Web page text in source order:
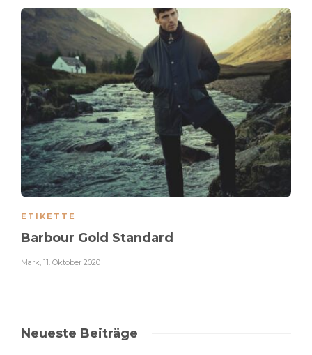
ETIKETTE
Barbour Gold Standard
Mark, 11. Oktober 2020
Neueste Beiträge